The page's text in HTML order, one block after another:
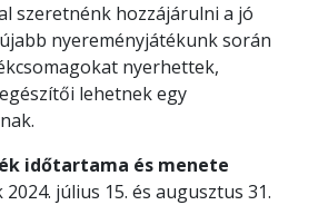
szeretnénk hozzájárulni a jó
nyereményjátékunk során
nyerhettek,
lehetnek egy
időtartama és menete
július 15. és augusztus 31.